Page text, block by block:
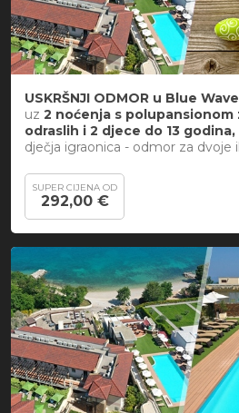
USKRŠNJI ODMOR u Blue
uz 2 noćenja s polupansionom
odraslih i 2 djece do 13 godina,
dječja igraonica - odmor za dvoje
SUPER CIJENA OD
292,00 €